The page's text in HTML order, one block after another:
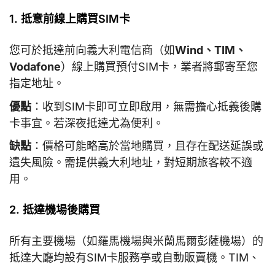
1. 抵意前線上購買SIM卡
您可於抵達前向義大利電信商（如Wind、TIM、
Vodafone）線上購買預付SIM卡，業者將郵寄至您
指定地址。
優點 ：收到SIM卡即可立即啟用，無需擔心抵義後購
卡事宜。若深夜抵達尤為便利。
缺點 ：價格可能略高於當地購買，且存在配送延誤或
遺失風險。需提供義大利地址，對短期旅客較不適
用。
2. 抵達機場後購買
所有主要機場（如羅馬機場與米蘭馬爾彭薩機場）的
抵達大廳均設有SIM卡服務亭或自動販賣機。TIM、